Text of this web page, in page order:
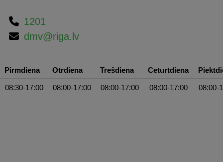
1201
dmv@riga.lv
Pirmdiena Otrdiena Trešdiena Ceturtdiena
08:30-17:00 08:00-17:00 08:00-17:00 08:00-17:00 08:00-